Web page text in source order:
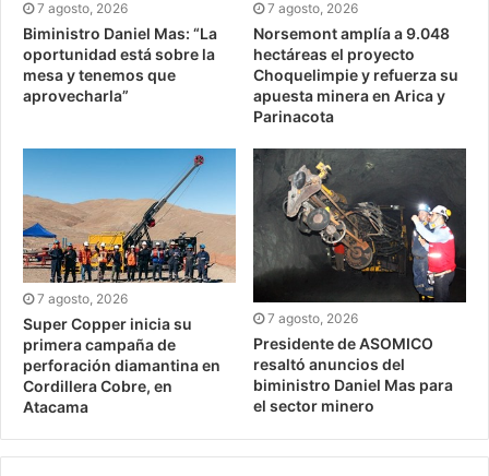
7 agosto, 2026
Biministro Daniel Mas: “La
oportunidad está sobre la
mesa y tenemos que
aprovecharla”
7 agosto, 2026
Norsemont amplía a 9.048
hectáreas el proyecto
Choquelimpie y refuerza su
apuesta minera en Arica y
Parinacota
7 agosto, 2026
Super Copper inicia su
primera campaña de
perforación diamantina en
Cordillera Cobre, en
Atacama
7 agosto, 2026
Presidente de ASOMICO
resaltó anuncios del
biministro Daniel Mas para
el sector minero